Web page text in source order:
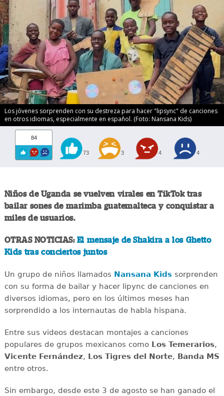
Los jóvenes sorprenden con su destreza para hacer "lipsync" de canciones
en otros idiomas, especialmente en español. (Foto: Nansana Kids)
84
73 3 4 4
Niños de Uganda se vuelven virales en TikTok tras
bailar sones de marimba guatemalteca y conquistar a
miles de usuarios.
OTRAS NOTICIAS: El mensaje de Shakira a los Ghetto
Kids tras conciertos juntos
Un grupo de niños llamados Nansana Kidssorprenden
con su forma de bailar y hacer lipync de canciones en
diversos idiomas, pero en los últimos meses han
sorprendido a los internautas de habla hispana.
Entre sus videos destacan montajes a canciones
populares de grupos mexicanos como Los Temerarios,
Vicente Fernández, Los Tigres del Norte, Banda MS
entre otros.
Sin embargo, desde este 3 de agosto se han ganado el